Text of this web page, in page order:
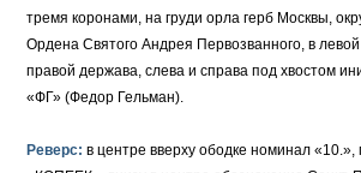
Альбертусталер
Петр I (1682-1725)
Золото
тремя коронами, на груди орла герб Москвы,
Ордена Святого Андрея Первозванного, в
правой держава, слева и справа под хвостом
«ФГ» (Федор Гельман).
Реверс: в центре вверху ободке номинал